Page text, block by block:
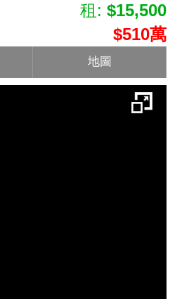
租: $15,500
$510萬
地圖